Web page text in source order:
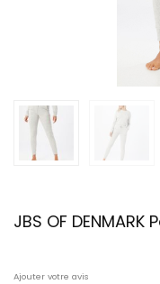
JBS OF
Ajouter votre avis